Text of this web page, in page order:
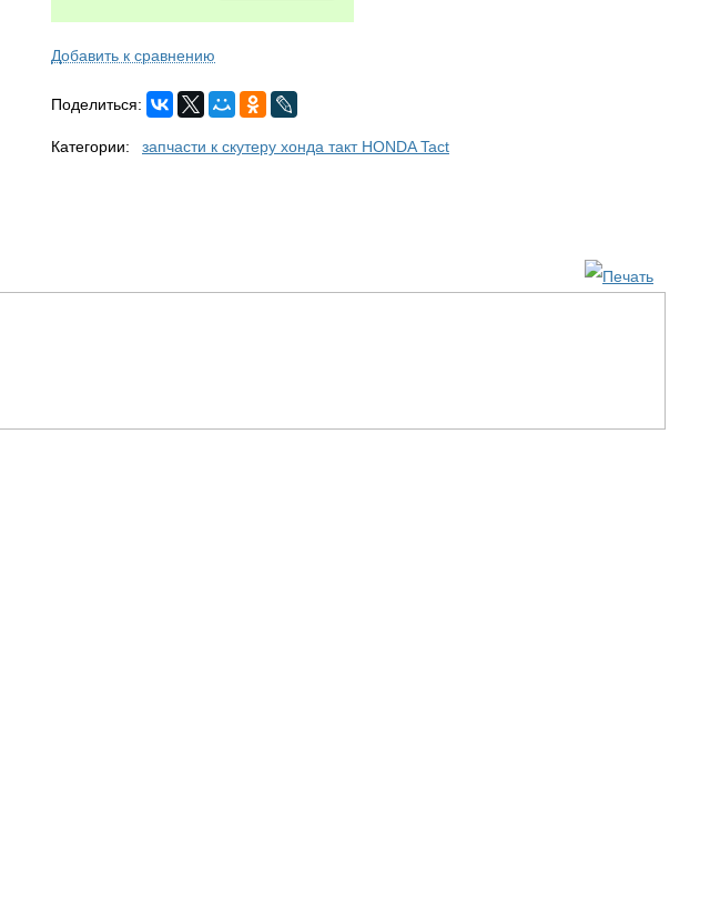
Добавить к сравнению
Поделиться:
Категории: запчасти к скутеру хонда такт HONDA Tact